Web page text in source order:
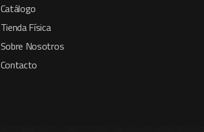
Catálogo
Tienda Física
Sobre Nosotros
Contacto